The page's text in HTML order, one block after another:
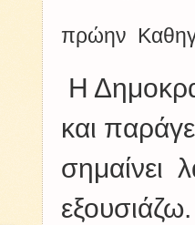
πρώην
Η
και
σημαίνει